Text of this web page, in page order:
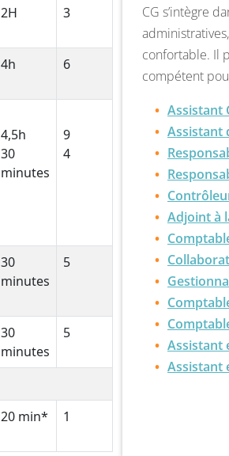
2H 3
4h 6
4,5h
30
minutes
9
4
30
minutes
5
30
minutes
5
20 min* 1
CG s’intègre
confortable. Il
compétent
Assistant
Assistant
Adjoint à
Assistant
Assistant